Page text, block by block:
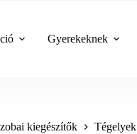
Gyerekeknek
kiegészítők Tégelyek